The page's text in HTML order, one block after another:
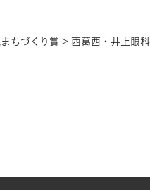
ちづくり賞 > 西葛西・井上眼